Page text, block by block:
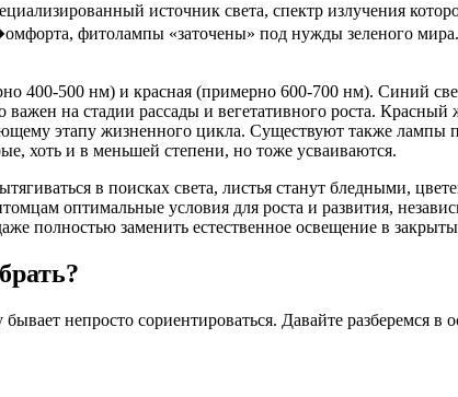
источник света, спектр излучения
фитолампы «заточены» под нужды зеленого
400-500 нм) и красная (примерно 600-700 нм). Синий
на стадии рассады и вегетативного роста. Красный
этапу жизненного цикла. Существуют также лампы
хоть и в меньшей степени, но тоже усваиваются.
в поисках света, листья станут бледными,
оптимальные условия для роста и развития,
полностью заменить естественное освещение в
непросто сориентироваться. Давайте разберемся